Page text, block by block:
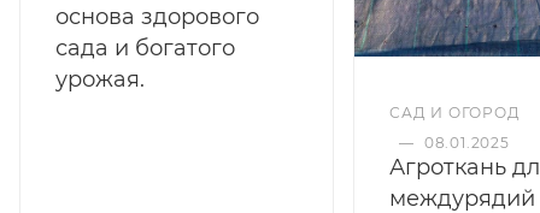
основа здорового
сада и богатого
урожая.
САД И ОГОРОД
— 08.01.2025
Агроткань
междурядий